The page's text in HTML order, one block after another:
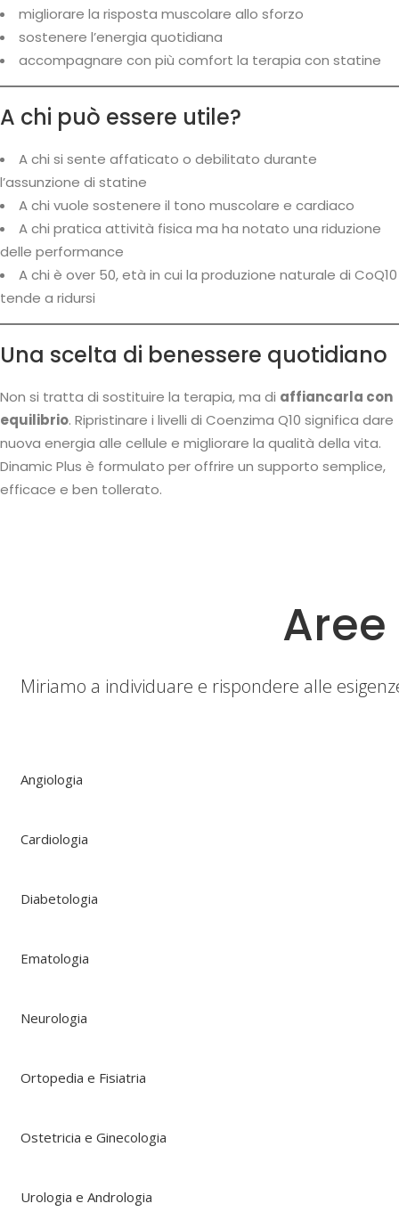
migliorare la risposta muscolare allo sforzo
sostenere l’energia quotidiana
accompagnare con più comfort la terapia con statine
A chi può essere utile?
A chi si sente affaticato o debilitato durante
l’assunzione di statine
A chi vuole sostenere il tono muscolare e cardiaco
A chi pratica attività fisica ma ha notato una riduzione
delle performance
A chi è over 50, età in cui la produzione naturale di CoQ10
tende a ridursi
Una scelta di benessere quotidiano
Non si tratta di sostituire la terapia, ma di affiancarla con
equilibrio. Ripristinare i livelli di Coenzima Q10 significa dare
nuova energia alle cellule e migliorare la qualità della vita.
Dinamic Plus è formulato per offrire un supporto semplice,
efficace e ben tollerato.
Miriamo a individuare e rispondere alle
Angiologia
Cardiologia
Diabetologia
Ematologia
Neurologia
Ortopedia e Fisiatria
Ostetricia e Ginecologia
Urologia e Andrologia